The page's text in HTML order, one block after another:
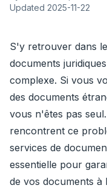
Updated 2025-11-22
S'y retrouver dans
documents
complexe. Si vous
des documents
vous n'êtes pas
rencontrent ce
services de
essentielle pour
de vos documents à